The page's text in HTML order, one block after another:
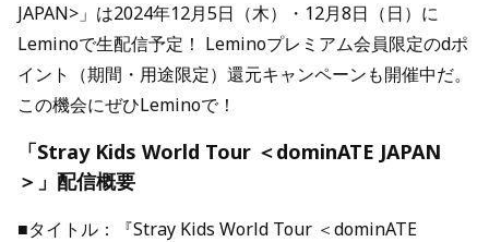
JAPAN>」は2024年12月5日（木）・12月8日（日）に
Leminoで生配信予定！ Leminoプレミアム会員限定のdポ
イント（期間・用途限定）還元キャンペーンも開催中だ。
この機会にぜひLeminoで！
「Stray Kids World Tour ＜dominATE JAPAN
＞」配信概要
■タイトル：『Stray Kids World Tour ＜dominATE